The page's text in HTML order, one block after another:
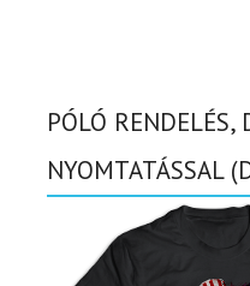
PÓLÓ RENDELÉS,
NYOMTATÁSSAL